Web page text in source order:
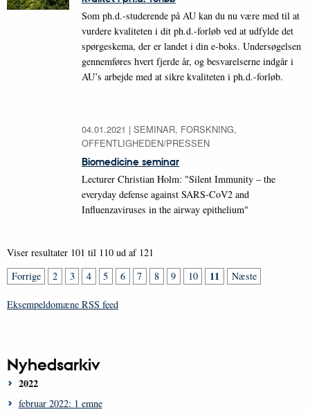
Som ph.d.-studerende på AU kan du nu være med til at
vurdere kvaliteten i dit ph.d.-forløb ved at udfylde det
spørgeskema, der er landet i din e-boks. Undersøgelsen
gennemføres hvert fjerde år, og besvarelserne indgår i
AU’s arbejde med at sikre kvaliteten i ph.d.-forløb.
04.01.2021 | SEMINAR, FORSKNING,
OFFENTLIGHEDEN/PRESSEN
Biomedicine seminar
Lecturer Christian Holm: "Silent Immunity – the
everyday defense against SARS-CoV2 and
Influenzaviruses in the airway epithelium"
Viser resultater 101 til 110 ud af 121
Forrige
2 3 4 5 6 7 8 9 10 11 Næste
Eksempeldomæne RSS feed
Nyhedsarkiv
2022
februar 2022: 1 emne